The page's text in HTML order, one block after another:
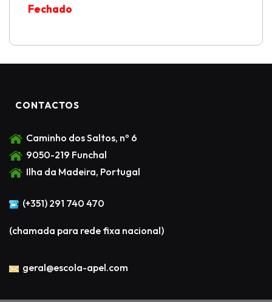
Fechado
CONTACTOS
Caminho dos Saltos, nº 6
9050-219 Funchal
Ilha da Madeira, Portugal
(+351) 291 740 470
(chamada para rede fixa nacional)
geral@escola-apel.com